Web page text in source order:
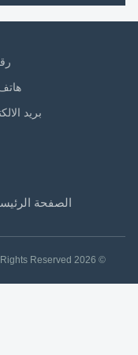
هاتف: 86-519-85105253
بريد
الصفحة الرئيسية